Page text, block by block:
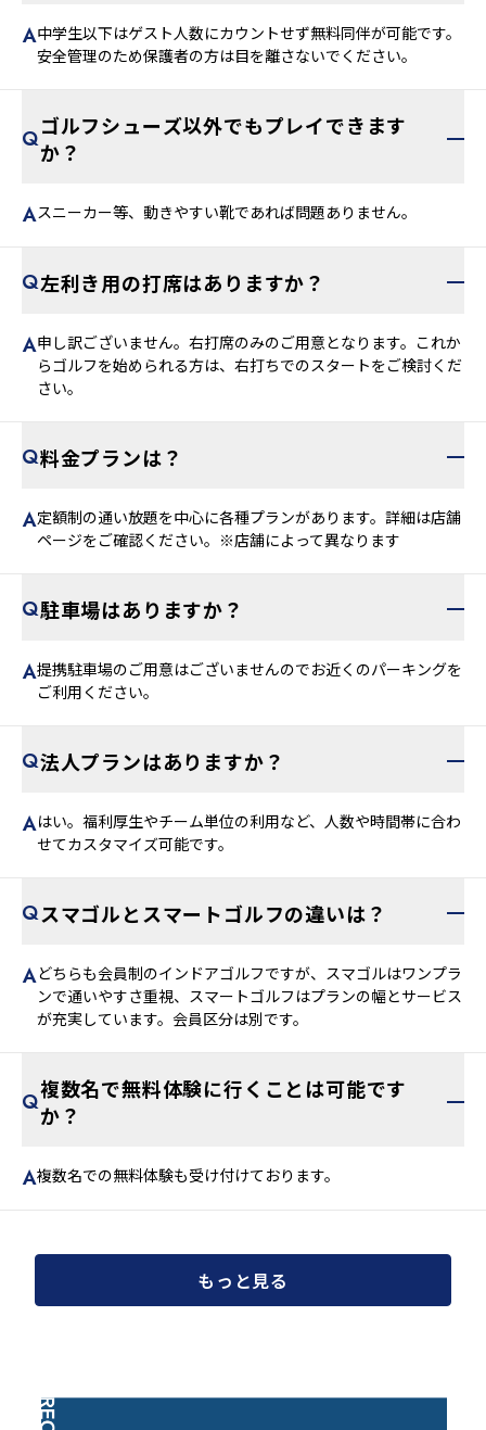
中学生以下はゲスト人数にカウントせず無料同伴が可能です。
安全管理のため保護者の方は目を離さないでください。
ゴルフシューズ以外でもプレイできます
か？
スニーカー等、動きやすい靴であれば問題ありません。
左利き用の打席はありますか？
申し訳ございません。右打席のみのご用意となります。これか
らゴルフを始められる方は、右打ちでのスタートをご検討くだ
さい。
料金プランは？
定額制の通い放題を中心に各種プランがあります。詳細は店舗
ページをご確認ください。※店舗によって異なります
駐車場はありますか？
提携駐車場のご用意はございませんのでお近くのパーキングを
ご利用ください。
法人プランはありますか？
はい。福利厚生やチーム単位の利用など、人数や時間帯に合わ
せてカスタマイズ可能です。
スマゴルとスマートゴルフの違いは？
どちらも会員制のインドアゴルフですが、スマゴルはワンプラ
ンで通いやすさ重視、スマートゴルフはプランの幅とサービス
が充実しています。会員区分は別です。
複数名で無料体験に行くことは可能です
か？
複数名での無料体験も受け付けております。
もっと見る